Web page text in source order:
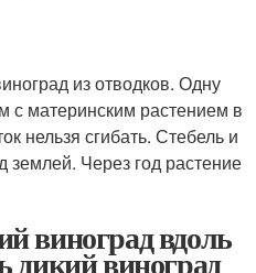
из отводков. Одну
с материнским растением в
нельзя сгибать. Стебель и
землей. Через год растение
виноград вдоль
дикий виноград